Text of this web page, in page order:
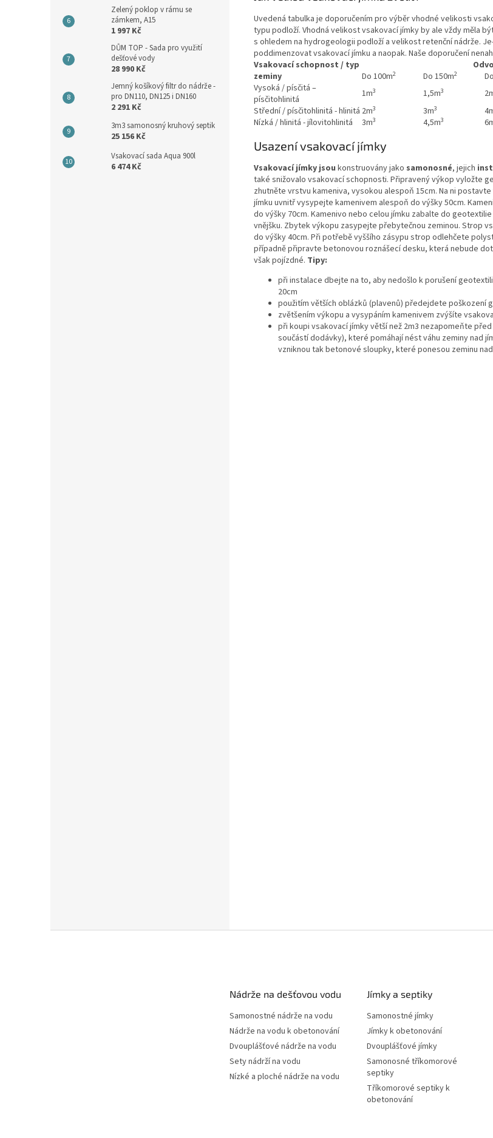
Zelený poklop v rámu se
zámkem, A15
1 997 Kč
DŮM TOP - Sada pro využití
dešťové vody
28 990 Kč
Jemný košíkový filtr do nádrže -
pro DN110, DN125 i DN160
2 291 Kč
3m3 samonosný kruhový septik
25 156 Kč
Vsakovací sada Aqua 900l
6 474 Kč
Uvedená tabulka je doporučením pro výběr vhodné velikosti
typu podloží. Vhodná velikost vsakovací jímky by ale vždy měla
s ohledem na hydrogeologii podloží a velikost retenční nádrže.
poddimenzovat vsakovací jímku a naopak. Naše doporučení
Vsakovací schopnost / typ
zeminy
Do 100m2 Do 150m2
Vysoká / písčitá –
písčitohlinitá
1m3 1,5m3
Střední / písčitohlinitá - hlinitá 2m3 3m3
Nízká / hlinitá - jílovitohlinitá 3m3 4,5m3
Usazení vsakovací jímky
Vsakovací jímky jsou konstruovány jako samonosné, jejich
také snižovalo vsakovací schopnosti. Připravený výkop vyložte
zhutněte vrstvu kameniva, vysokou alespoň 15cm. Na ni
jímku uvnitř vysypejte kamenivem alespoň do výšky 50cm.
do výšky 70cm. Kamenivo nebo celou jímku zabalte do
vnějšku. Zbytek výkopu zasypejte přebytečnou zeminou. Strop
do výšky 40cm. Při potřebě vyššího zásypu strop odlehčete
případně připravte betonovou roznášecí desku, která nebude
však pojízdné. Tipy:
při instalace dbejte na to, aby nedošlo k porušení
20cm
použitím větších oblázků (plavenů) předejdete poškození
zvětšením výkopu a vysypáním kamenivem zvýšíte
při koupi vsakovací jímky větší než 2m3 nezapomeňte
součástí dodávky), které pomáhají nést váhu zeminy nad
vzniknou tak betonové sloupky, které ponesou zeminu
Nádrže na dešťovou vodu
Samonostné nádrže na vodu
Nádrže na vodu k obetonování
Dvouplášťové nádrže na vodu
Sety nádrží na vodu
Nízké a ploché nádrže na vodu
Jímky a septiky
Samonostné jímky
Jímky k obetonování
Dvouplášťové jímky
Samonosné tříkomorové
septiky
Tříkomorové septiky k
obetonování